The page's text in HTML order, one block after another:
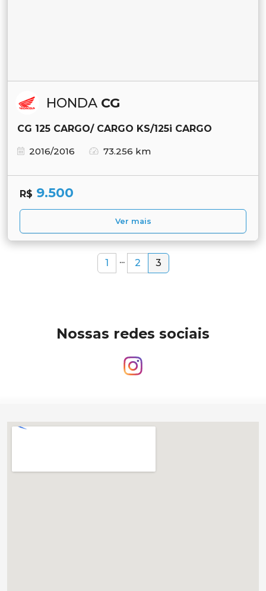
HONDA CG
CG 125 CARGO/ CARGO KS/125i CARGO
2016/2016
73.256 km
R$ 9.500
Ver mais
1 ... 2 3
Nossas redes sociais